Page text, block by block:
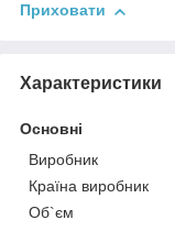
Приховати
Характеристики
Основні
Виробник
Країна виробник
Об`єм